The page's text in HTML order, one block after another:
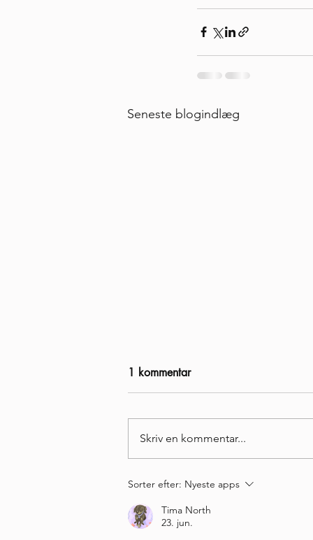
Seneste blogindlæg
COMING UP 2026 -
1 kommentar
Skriv en kommentar...
Sorter efter: Nyeste apps
Tima North
23. jun.